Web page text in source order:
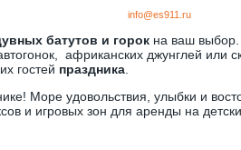
info@es911.ru
батутов и горок на ваш выбор.
африканских джунглей или
гостей праздника.
Море удовольствия, улыбки и
и игровых зон для аренды на